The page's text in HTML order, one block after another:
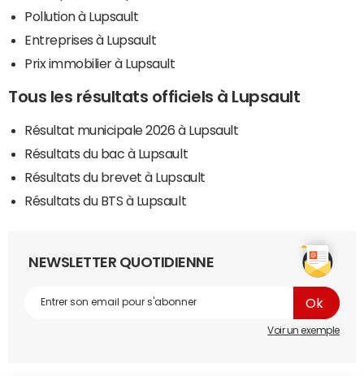
Pollution à Lupsault
Entreprises à Lupsault
Prix immobilier à Lupsault
Tous les résultats officiels à Lupsault
Résultat municipale 2026 à Lupsault
Résultats du bac à Lupsault
Résultats du brevet à Lupsault
Résultats du BTS à Lupsault
NEWSLETTER QUOTIDIENNE
Voir un exemple